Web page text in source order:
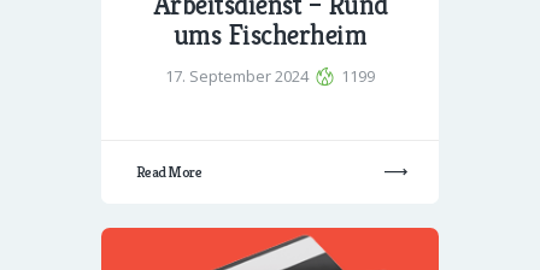
ums Fischerheim
17. September 2024 1199
Read More